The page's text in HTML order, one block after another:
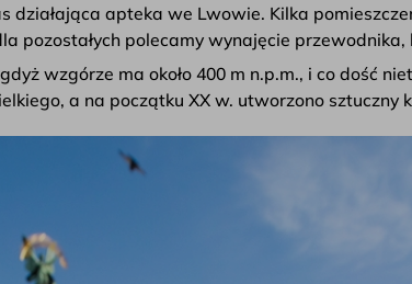
apteka we Lwowie. Kilka
polecamy wynajęcie przewodnika,
wzgórze ma około 400 m n.p.m., i co dość
a na początku XX w. utworzono